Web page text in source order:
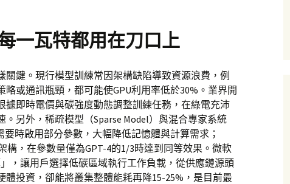
一瓦特都用在刀口上
鍵。現行模型訓練常因架構缺陷導致資源浪費，例
或通訊瓶頸，都可能使GPU利用率低於30%。業界開
據即時電價與碳強度動態調整訓練任務，在綠電充沛
另外，稀疏模型（Sparse Model）與混合專家系統
要時啟用部分參數，大幅降低記憶體與計算需求；
構，在參數量僅為GPT-4的1/3時達到同等效果。微軟
，讓用戶選擇低碳區域執行工作負載，從供應鏈源頭
體投資，卻能將叢集整體能耗再降15-25%，是目前最